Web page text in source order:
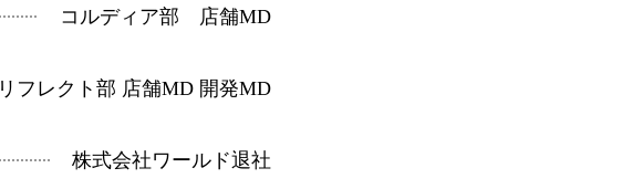
コルディア部 店舗MD
リフレクト部 店舗MD 開発MD
株式会社ワールド退社